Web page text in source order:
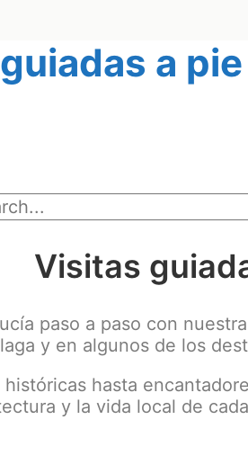
a
Visitas
paso a paso con
y en algunos de los
históricas hasta
y la vida local de